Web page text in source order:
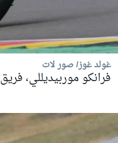
غولد غوز/ صور لات
فرانكو موربيديللي، فريق VR46 للسباقات